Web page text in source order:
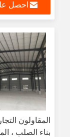
احصل
المقاولون
بناء الصلب ،